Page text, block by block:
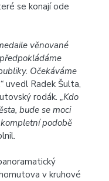
se konají ode
věnované
Očekáváme
uvedl Radek Šulta,
rodák. „Kdo
bude se moci
podobě
v kruhové